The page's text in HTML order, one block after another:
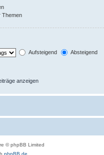
Themen
Aufsteigend Absteigend
anzeigen
© phpBB Limited
phpBB.de